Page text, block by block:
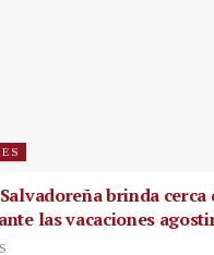
brinda cerca
las vacaciones